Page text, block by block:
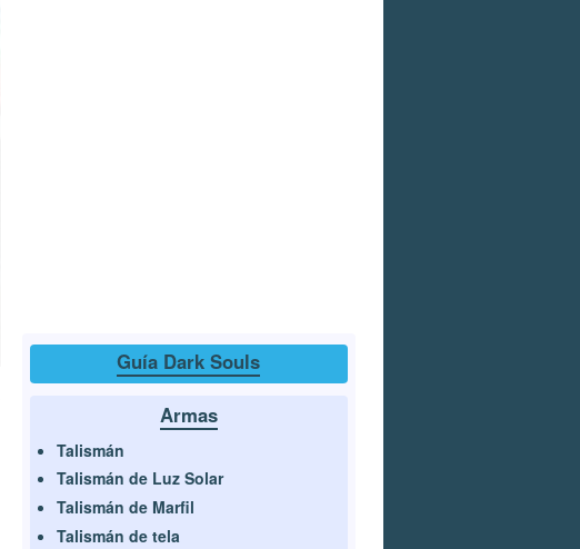
Guía Dark Souls
Armas
Talismán
Talismán de Luz Solar
Talismán de Marfil
Talismán de tela